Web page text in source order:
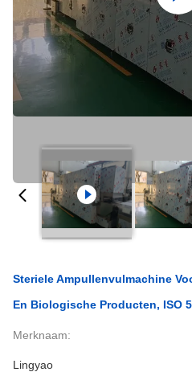
Steriele Ampullenvulmachine
En Biologische Producten, ISO
Merknaam:
Lingyao